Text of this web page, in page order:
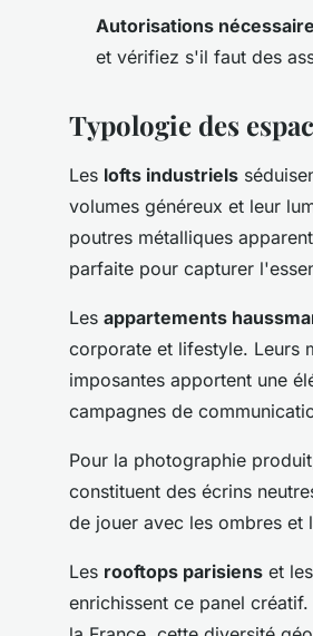
Autorisations
et vérifiez s'il faut des
Typologie des
Les lofts industriels
volumes généreux et leur
poutres métalliques
parfaite pour capturer
Les appartements
corporate et lifestyle. Leurs
imposantes apportent une
campagnes de
Pour la photographie
constituent des écrins
de jouer avec les ombres et
Les rooftops parisiens et
enrichissent ce panel